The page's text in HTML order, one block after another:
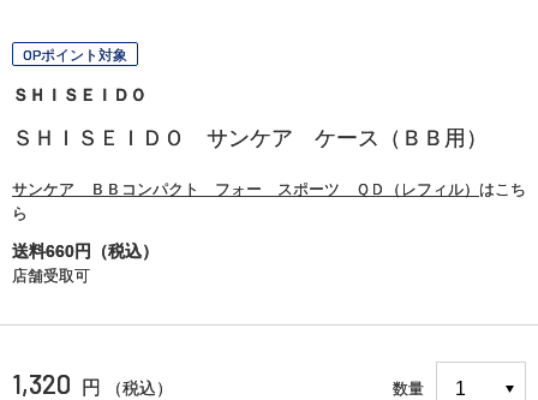
OPポイント対象
ＳＨＩＳＥＩＤＯ
ＳＨＩＳＥＩＤＯ サンケア ケース（ＢＢ用）
サンケア ＢＢコンパクト フォー スポーツ ＱＤ（レフィル） はこち
ら
送料660円（税込）
店舗受取可
1,320 円 （税込） 数量